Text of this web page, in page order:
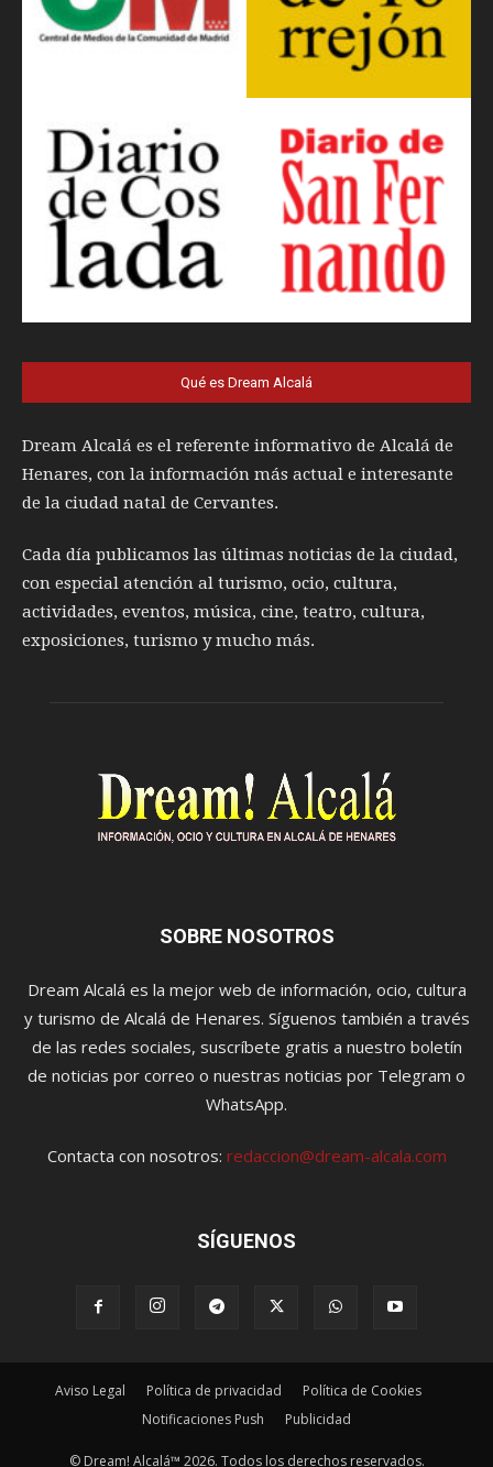
Qué es Dream Alcalá
Dream Alcalá es el referente informativo de Alcalá de
Henares, con la información más actual e interesante
de la ciudad natal de Cervantes.
Cada día publicamos las últimas noticias de la ciudad,
con especial atención al turismo, ocio, cultura,
actividades, eventos, música, cine, teatro, cultura,
exposiciones, turismo y mucho más.
SOBRE NOSOTROS
Dream Alcalá es la mejor web de información, ocio, cultura
y turismo de Alcalá de Henares. Síguenos también a través
de las redes sociales, suscríbete gratis a nuestro boletín
de noticias por correo o nuestras noticias por Telegram o
WhatsApp.
Contacta con nosotros: redaccion@dream-alcala.com
SÍGUENOS
Aviso Legal Política de privacidad
Política de Cookies
Notificaciones Push
Publicidad
© Dream! Alcalá™ 2026. Todos los derechos reservados.